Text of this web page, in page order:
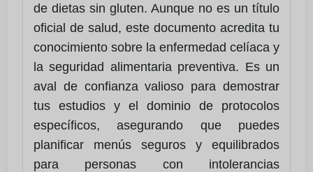
de dietas sin gluten. Aunque no es un título
oficial de salud, este documento acredita tu
conocimiento sobre la enfermedad celíaca y
la seguridad alimentaria preventiva. Es un
aval de confianza valioso para demostrar
tus estudios y el dominio de protocolos
específicos, asegurando que puedes
planificar menús seguros y equilibrados
para personas con intolerancias